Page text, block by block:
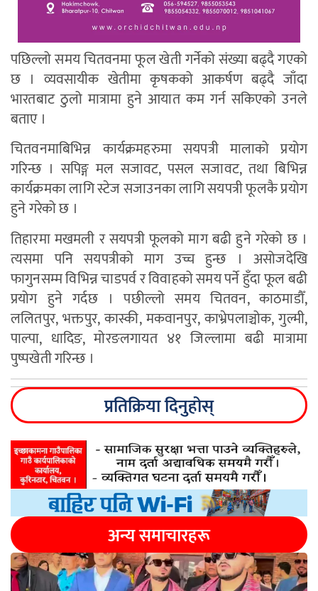
पछिल्लो समय चितवनमा फूल खेती गर्नेको संख्या बढ्दै गएको
छ । व्यवसायीक खेतीमा कृषकको आकर्षण बढ्दै जाँदा
भारतबाट ठुलो मात्रामा हुने आयात कम गर्न सकिएको उनले
बताए ।
चितवनमाबिभिन्न कार्यक्रमहरुमा सयपत्री मालाको प्रयोग
गरिन्छ । सपिङ्ग मल सजावट, पसल सजावट, तथा बिभिन्न
कार्यक्रमका लागि स्टेज सजाउनका लागि सयपत्री फूलकै प्रयोग
हुने गरेको छ ।
तिहारमा मखमली र सयपत्री फूलको माग बढी हुने गरेको छ ।
त्यसमा पनि सयपत्रीको माग उच्च हुन्छ । असोजदेखि
फागुनसम्म विभिन्न चाडपर्व र विवाहको समय पर्ने हुँदा फूल बढी
प्रयोग हुने गर्दछ । पछील्लो समय चितवन, काठमाडौँ,
ललितपुर, भक्तपुर, कास्की, मकवानपुर, काभ्रेपलाञ्चोक, गुल्मी,
पाल्पा, धादिङ, मोरङलगायत ४१ जिल्लामा बढी मात्रामा
पुष्पखेती गरिन्छ ।
प्रतिक्रिया दिनुहोस्
अन्य समाचारहरू